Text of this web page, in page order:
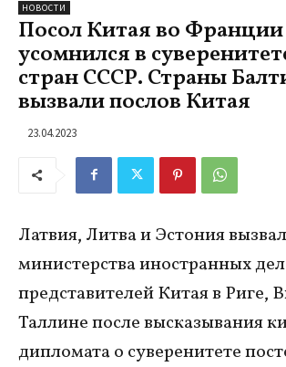
НОВОСТИ
Посол Китая во Франции
усомнился в
стран СССР. Страны
вызвали послов Китая
23.04.2023
Латвия, Литва и Эстония
министерства иностранных дел
представителей Китая в Риге,
Таллине после высказывания
дипломата о суверенитете